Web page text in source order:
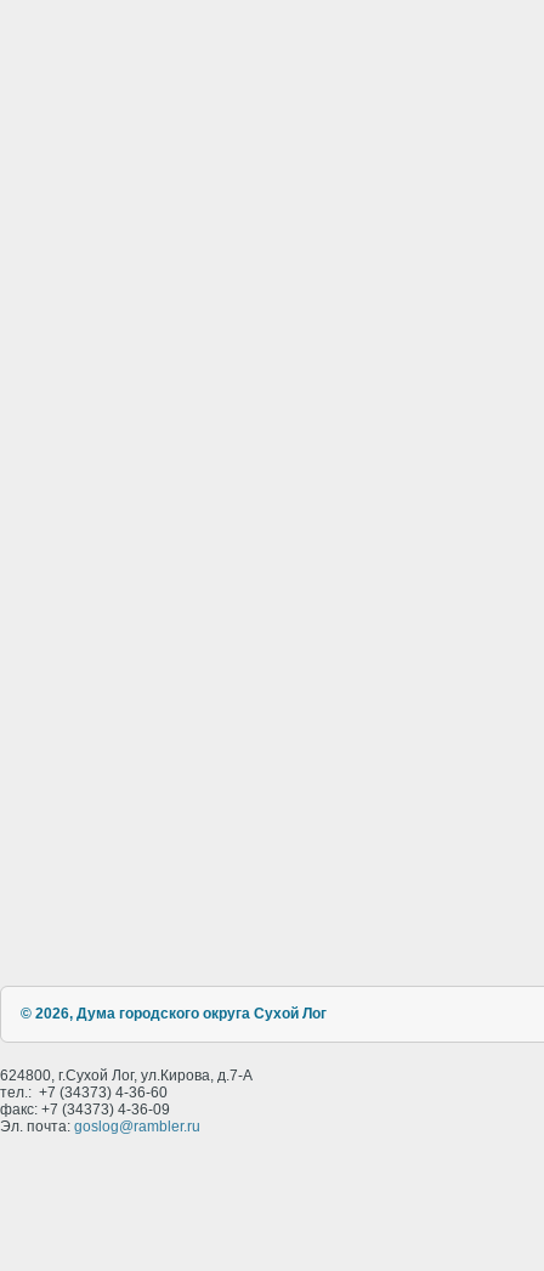
© 2026, Дума городского округа Сухой Лог
624800, г.Сухой Лог, ул.Кирова, д.7-А
тел.: +7 (34373) 4-36-60
факс: +7 (34373) 4-36-09
Эл. почта: goslog@rambler.ru